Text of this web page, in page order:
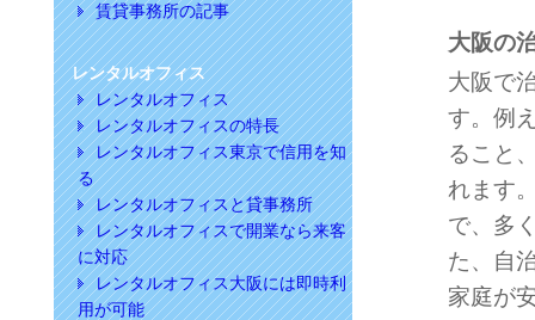
賃貸事務所の記事
レンタルオフィス
レンタルオフィス
レンタルオフィスの特長
レンタルオフィス東京で信用を知
る
レンタルオフィスと貸事務所
レンタルオフィスで開業なら来客
に対応
レンタルオフィス大阪には即時利
用が可能
大阪の
大阪で
す。例
ること
れます
で、多
た、自
家庭が